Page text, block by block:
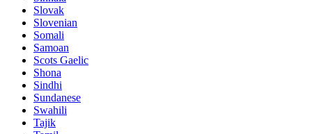
Slovak
Slovenian
Somali
Samoan
Scots Gaelic
Shona
Sindhi
Sundanese
Swahili
Tajik